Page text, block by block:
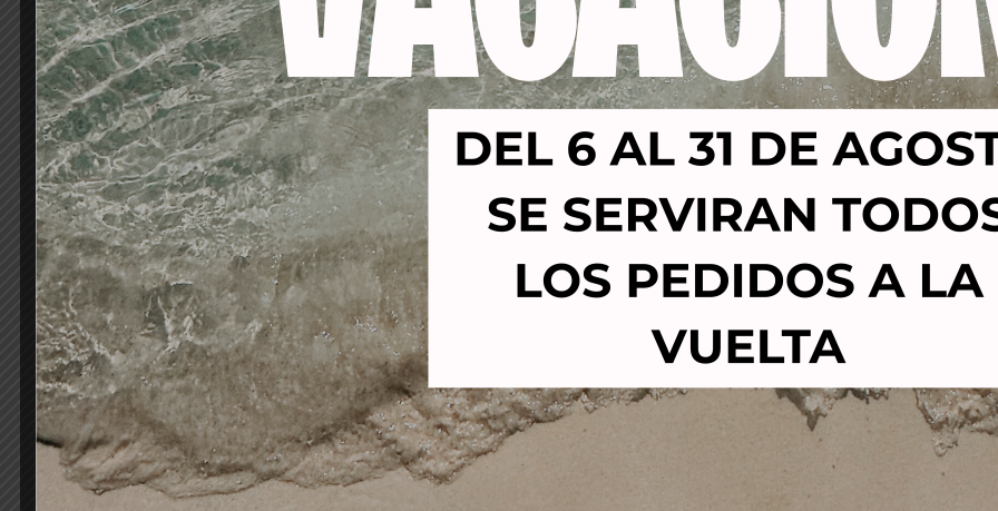
SENS HAIR EXTENSIÓN CLIP
PELO NATURAL 100GR 6 PIEZAS
N 2
113,15€96,00€
Añadir al carrito
PELO NATURAL 100GR 6 PIEZAS
121,00€98,20€
Añadir al carrito
EXTENSIONES DE PELO
CASTAÑO OSCURO 100
4,73€3,50€
Añadir al carrito